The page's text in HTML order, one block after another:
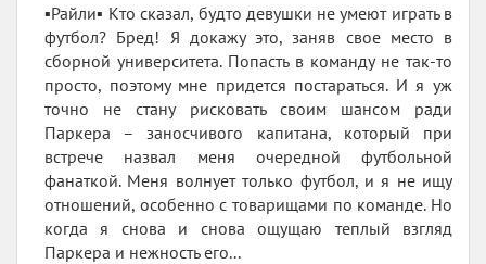
▪️Райли▪️ Кто сказал, будто девушки не умеют играть в
футбол? Бред! Я докажу это, заняв свое место в
сборной университета. Попасть в команду не так-то
просто, поэтому мне придется постараться. И я уж
точно не стану рисковать своим шансом ради
Паркера – заносчивого капитана, который при
встрече назвал меня очередной футбольной
фанаткой. Меня волнует только футбол, и я не ищу
отношений, особенно с товарищами по команде. Но
когда я снова и снова ощущаю теплый взгляд
Паркера и нежность его...